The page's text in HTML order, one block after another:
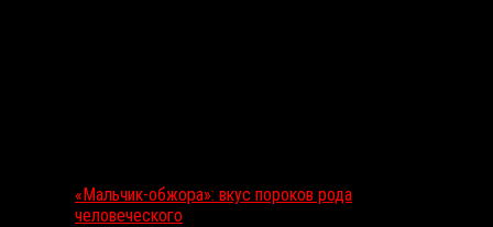
«Мальчик-обжора»: вкус пороков рода
человеческого